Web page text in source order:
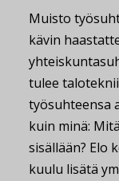
Muisto
kävin
tulee
työsuhteensa
kuin minä:
sisällään? Elo
kuulu lisätä